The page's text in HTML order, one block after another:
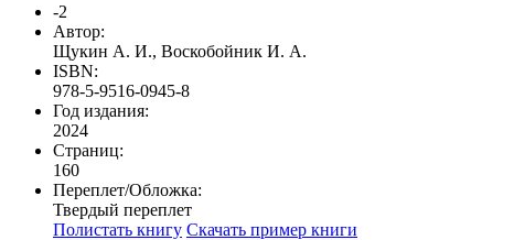
-2
Автор:
Щукин А. И., Воскобойник И. А.
ISBN:
978-5-9516-0945-8
Год издания:
2024
Страниц:
160
Переплет/Обложка:
Твердый переплет
Полистать книгу Скачать пример книги